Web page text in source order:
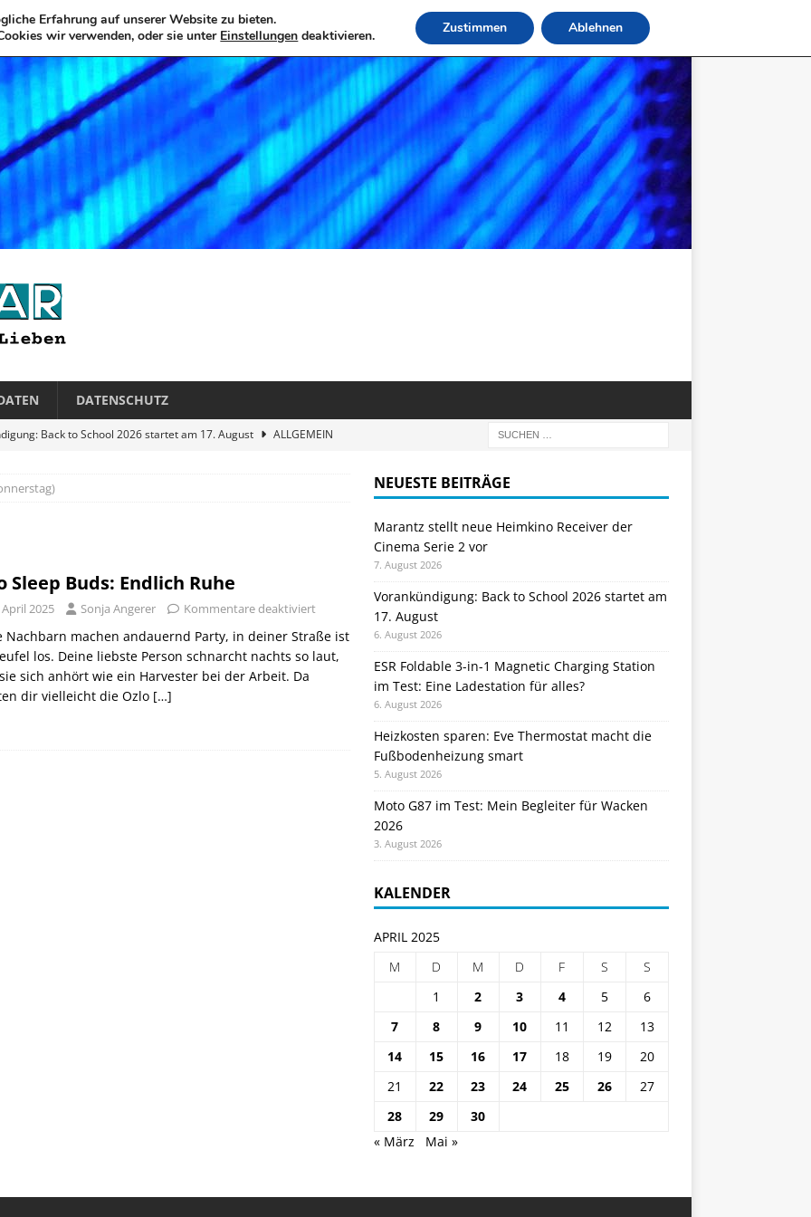
DATENSCHUTZ
Back to School 2026 startet am 17. August
ALLGEMEIN
sparen: Eve Thermostat macht die Fußbodenheizung smart
im Test: Mein Begleiter für Wacken 2026
TELEFON
neue Heimkino Receiver der Cinema Serie 2 vor
Sleep Buds: Endlich Ruhe
2025 Sonja Angerer Kommentare deaktiviert
Nachbarn machen andauernd Party, in deiner Straße ist
los. Deine liebste Person schnarcht nachts so laut,
sich anhört wie ein Harvester bei der Arbeit. Da
dir vielleicht die Ozlo […]
NEUESTE BEITRÄGE
Marantz stellt neue Heimkino Receiver der
Cinema Serie 2 vor
7. August 2026
Vorankündigung: Back to School 2026 startet am
17. August
6. August 2026
ESR Foldable 3-in-1 Magnetic Charging Station
im Test: Eine Ladestation für alles?
6. August 2026
Heizkosten sparen: Eve Thermostat macht die
Fußbodenheizung smart
5. August 2026
Moto G87 im Test: Mein Begleiter für Wacken
2026
3. August 2026
KALENDER
APRIL 2025
M
D M D F S
S
1
2 3 4 5
6
7
8 9 10 11 12
13
14
15 16 17 18 19
20
21
22 23 24 25 26
27
28
29
30
« März
Mai »
Erfahrung auf unserer Website zu bieten.
wir verwenden, oder sie unter Einstellungen deaktivieren. Zustimmen Ablehnen